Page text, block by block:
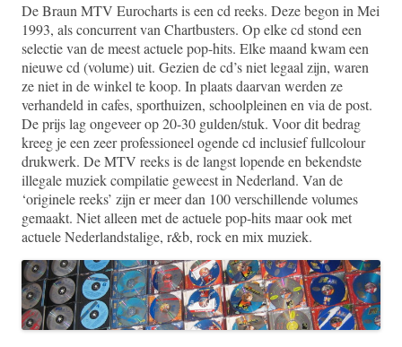
De Braun MTV Eurocharts is een cd reeks. Deze begon in Mei
1993, als concurrent van Chartbusters. Op elke cd stond een
selectie van de meest actuele pop-hits. Elke maand kwam een
nieuwe cd (volume) uit. Gezien de cd’s niet legaal zijn, waren
ze niet in de winkel te koop. In plaats daarvan werden ze
verhandeld in cafes, sporthuizen, schoolpleinen en via de post.
De prijs lag ongeveer op 20-30 gulden/stuk. Voor dit bedrag
kreeg je een zeer professioneel ogende cd inclusief fullcolour
drukwerk. De MTV reeks is de langst lopende en bekendste
illegale muziek compilatie geweest in Nederland. Van de
‘originele reeks’ zijn er meer dan 100 verschillende volumes
gemaakt. Niet alleen met de actuele pop-hits maar ook met
actuele Nederlandstalige, r&b, rock en mix muziek.